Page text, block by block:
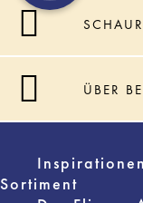
ÜBER
Inspirationen
Sortiment